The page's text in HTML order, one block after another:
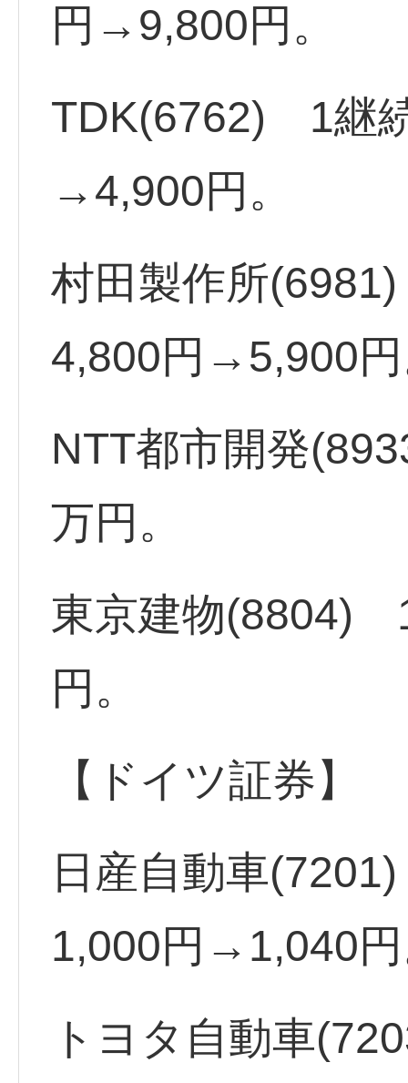
円→9,800円。
TDK(6762) 1継
→4,900円。
村田製作所
4,800円→5,900
NTT都市開発
万円。
東京建物(8804)
円。
【ドイツ証券】
日産自動車
1,000円→1,040
トヨタ自動車